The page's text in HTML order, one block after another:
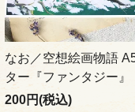
なお／空想絵画物語
ター『ファンタジー』
200円(税込)